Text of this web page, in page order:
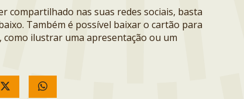
compartilhado nas suas redes sociais, basta
Também é possível baixar o cartão para
ilustrar uma apresentação ou um